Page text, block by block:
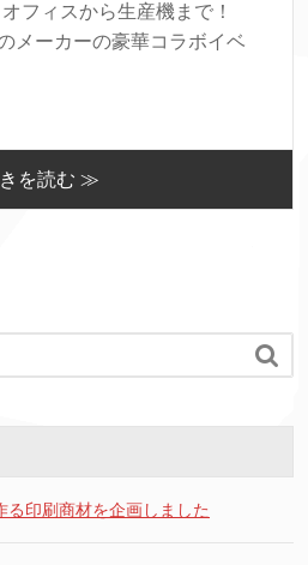
フィスから生産機まで！
メーカーの豪華コラボイベ
を読む ≫

る印刷商材を企画しました